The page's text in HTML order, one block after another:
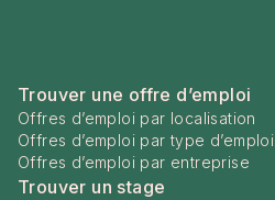
Trouver une offre d’emploi
Offres d’emploi par localisation
Offres d’emploi par type d’emploi
Offres d’emploi par entreprise
Trouver un stage